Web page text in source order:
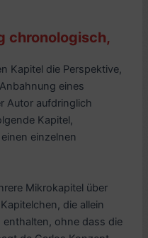
chronologisch,
Kapitel die Perspektive,
eines
Autor aufdringlich
Kapitel,
einzelnen
Mikrokapitel über
die allein
enthalten, ohne dass die